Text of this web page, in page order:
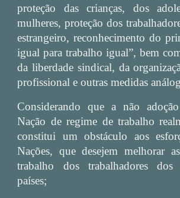
proteção das crianças, dos
mulheres, proteção dos
estrangeiro, reconhecimento do
igual para trabalho igual”, bem
da liberdade sindical, da
profissional e outras medidas
Considerando que a não
Nação de regime de trabalho
constitui um obstáculo aos
Nações, que desejem melhorar
trabalho dos trabalhadores dos
países;